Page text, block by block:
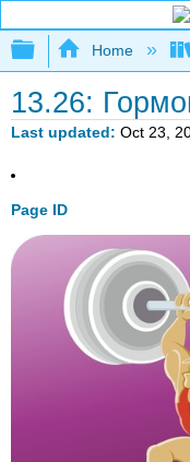
Expand/
Home
13.26:
Last updated Oct 23,
Page ID